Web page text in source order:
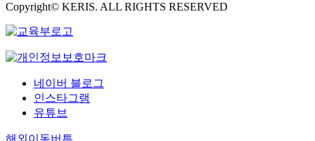
Copyright© KERIS. ALL RIGHTS RESERVED
네이버 블로그
인스타그램
유튜브